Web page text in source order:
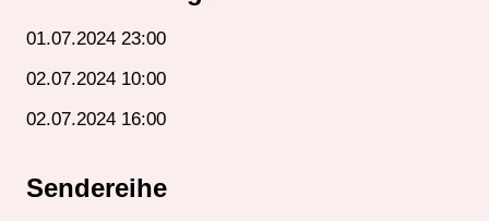
01.07.2024 23:00
02.07.2024 10:00
02.07.2024 16:00
Sendereihe